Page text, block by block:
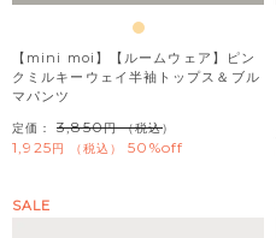
【mini moi】【ルームウェア】ピン
クミルキーウェイ半袖トップス＆ブル
マパンツ
定価： 3,850 （税込）
1,925 税込 50%off
SALE